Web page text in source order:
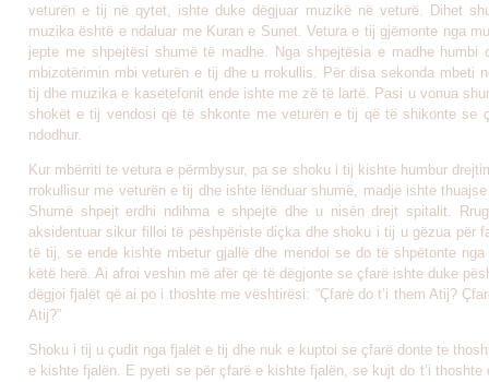
veturën e tij në qytet, ishte duke dëgjuar muzikë në veturë. Dihet
muzika është e ndaluar me Kuran e Sunet. Vetura e tij gjëmonte nga
jepte me shpejtësi shumë të madhe. Nga shpejtësia e madhe humbi
mbizotërimin mbi veturën e tij dhe u rrokullis. Për disa sekonda mbeti
tij dhe muzika e kasetefonit ende ishte me zë të lartë. Pasi u vonua
shokët e tij vendosi që të shkonte me veturën e tij që të shikonte se
ndodhur.
Kur mbërriti te vetura e përmbysur, pa se shoku i tij kishte humbur
rrokullisur me veturën e tij dhe ishte lënduar shumë, madje ishte
Shumë shpejt erdhi ndihma e shpejtë dhe u nisën drejt spitalit.
aksidentuar sikur filloi të pëshpëriste diçka dhe shoku i tij u gëzua për
të tij, se ende kishte mbetur gjallë dhe mendoi se do të shpëtonte nga
këtë herë. Ai afroi veshin më afër që të dëgjonte se çfarë ishte duke
dëgjoi fjalët që ai po i thoshte me vështirësi: “Çfarë do t’i them Atij?
Atij?”
Shoku i tij u çudit nga fjalët e tij dhe nuk e kuptoi se çfarë donte te
e kishte fjalën. E pyeti se për çfarë e kishte fjalën, se kujt do t’i thoshte